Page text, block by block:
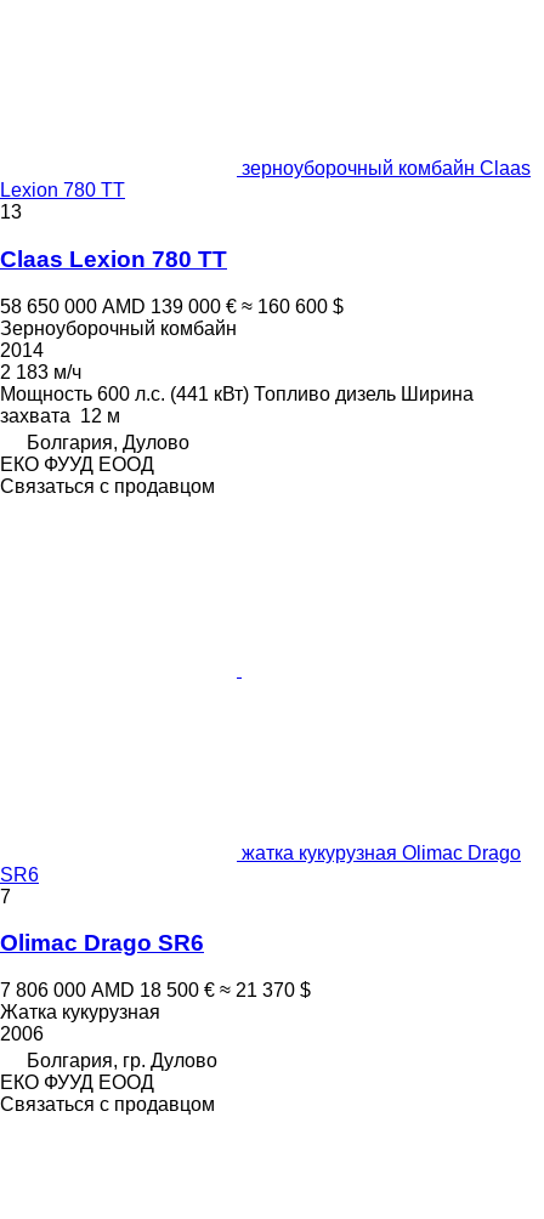
зерноуборочный комбайн Claas
Lexion 780 TT
13
Claas Lexion 780 TT
58 650 000 AMD 139 000 € ≈ 160 600 $
Зерноуборочный комбайн
2014
2 183 м/ч
Мощность 600 л.с. (441 кВт) Топливо дизель Ширина
захвата 12 м
Болгария, Дулово
ЕКО ФУУД ЕООД
Связаться с продавцом
жатка кукурузная Olimac Drago
SR6
7
Olimac Drago SR6
7 806 000 AMD 18 500 € ≈ 21 370 $
Жатка кукурузная
2006
Болгария, гр. Дулово
ЕКО ФУУД ЕООД
Связаться с продавцом